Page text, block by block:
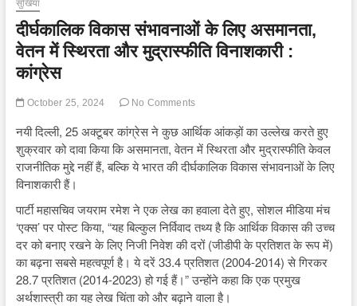
सुर्खियां
दीर्घकालिक विकास संभावनाओं के लिए असमानता,
वेतन में स्थिरता और मुद्रास्फीति विनाशकारी :
कांग्रेस
October 25, 2024 No Comments
नयी दिल्ली, 25 अक्टूबर कांग्रेस ने कुछ आर्थिक आंकड़ों का उल्लेख करते हुए
शुक्रवार को दावा किया कि असमानता, वेतन में स्थिरता और मुद्रास्फीति केवल
राजनीतिक मुद्दे नहीं हैं, बल्कि ये भारत की दीर्घकालिक विकास संभावनाओं के लिए
विनाशकारी हैं।
पार्टी महासचिव जयराम रमेश ने एक लेख का हवाला देते हुए, सोशल मीडिया मंच
‘एक्स’ पर पोस्ट किया, “यह बिल्कुल निर्विवाद तथ्य है कि आर्थिक विकास की उच्च
दर को बनाए रखने के लिए निजी निवेश की दरों (जीडीपी के प्रतिशत के रूप में)
का बढ़ना सबसे महत्वपूर्ण है। ये दरें 33.4 प्रतिशत (2004-2014) से गिरकर
28.7 प्रतिशत (2014-2023) हो गई हैं।” उन्होंने कहा कि एक प्रमुख
अर्थशास्त्री का यह लेख चिंता को और बढ़ाने वाला है।